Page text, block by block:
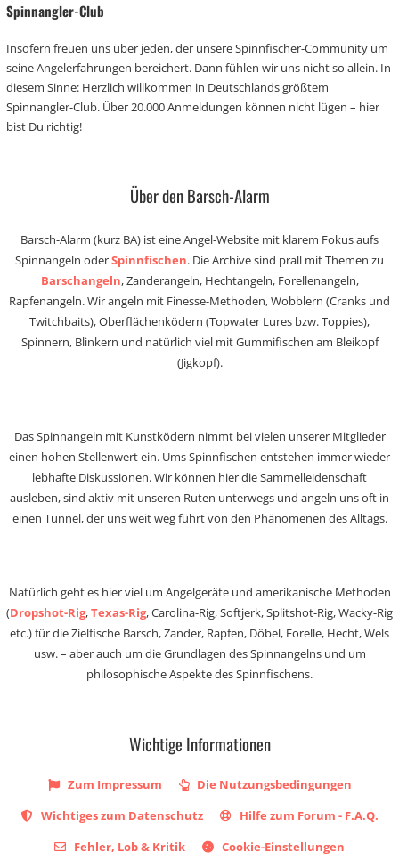
Spinnangler-Club
Insofern freuen uns über jeden, der unsere Spinnfischer-Community um
seine Angelerfahrungen bereichert. Dann fühlen wir uns nicht so allein. In
diesem Sinne: Herzlich willkommen in Deutschlands größtem
Spinnangler-Club. Über 20.000 Anmeldungen können nicht lügen – hier
bist Du richtig!
Über den Barsch-Alarm
Barsch-Alarm (kurz BA) ist eine Angel-Website mit klarem Fokus aufs
Spinnangeln oderSpinnfischen. Die Archive sind prall mit Themen zu
Barschangeln, Zanderangeln, Hechtangeln, Forellenangeln,
Rapfenangeln. Wir angeln mit Finesse-Methoden, Wobblern (Cranks und
Twitchbaits), Oberflächenködern (Topwater Lures bzw. Toppies),
Spinnern, Blinkern und natürlich viel mit Gummifischen am Bleikopf
(Jigkopf).
Das Spinnangeln mit Kunstködern nimmt bei vielen unserer Mitglieder
einen hohen Stellenwert ein. Ums Spinnfischen entstehen immer wieder
lebhafte Diskussionen. Wir können hier die Sammelleidenschaft
ausleben, sind aktiv mit unseren Ruten unterwegs und angeln uns oft in
einen Tunnel, der uns weit weg führt von den Phänomenen des Alltags.
Natürlich geht es hier viel um Angelgeräte und amerikanische Methoden
(Dropshot-Rig,Texas-Rig, Carolina-Rig, Softjerk, Splitshot-Rig, Wacky-Rig
etc.) für die Zielfische Barsch, Zander, Rapfen, Döbel, Forelle, Hecht, Wels
usw. – aber auch um die Grundlagen des Spinnangelns und um
philosophische Aspekte des Spinnfischens.
Wichtige Informationen
Zum Impressum
Die Nutzungsbedingungen
Wichtiges zum Datenschutz
Hilfe zum Forum - F.A.Q.
Fehler, Lob & Kritik
Cookie-Einstellungen